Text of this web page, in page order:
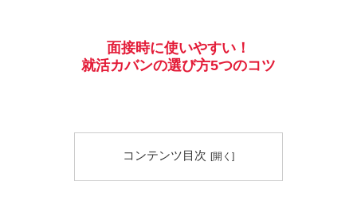
面接時に使いやすい！
就活カバンの選び方5つのコツ
コンテンツ目次